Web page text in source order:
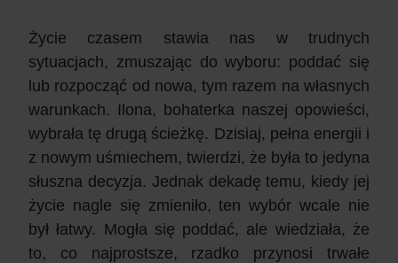
Życie czasem stawia nas w trudnych
sytuacjach, zmuszając do wyboru: poddać się
lub rozpocząć od nowa, tym razem na własnych
warunkach. Ilona, bohaterka naszej opowieści,
wybrała tę drugą ścieżkę. Dzisiaj, pełna energii i
z nowym uśmiechem, twierdzi, że była to jedyna
słuszna decyzja. Jednak dekadę temu, kiedy jej
życie nagle się zmieniło, ten wybór wcale nie
był łatwy. Mogła się poddać, ale wiedziała, że
to, co najprostsze, rzadko przynosi trwałe